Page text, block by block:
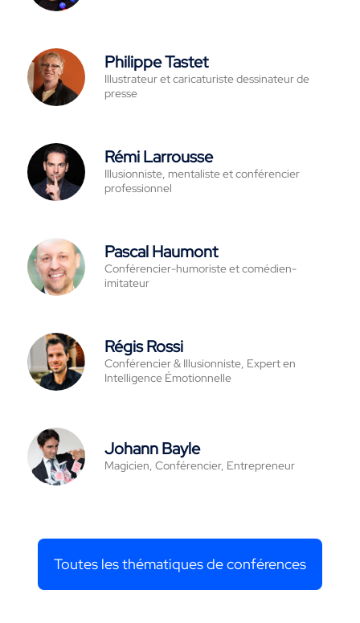
Philippe Tastet
Illustrateur et caricaturiste dessinateur de
presse
Rémi Larrousse
Illusionniste, mentaliste et conférencier
professionnel
Pascal Haumont
Conférencier-humoriste et comédien-
imitateur
Régis Rossi
Conférencier & Illusionniste, Expert en
Intelligence Émotionnelle
Johann Bayle
Magicien, Conférencier, Entrepreneur
Toutes les thématiques de conférences